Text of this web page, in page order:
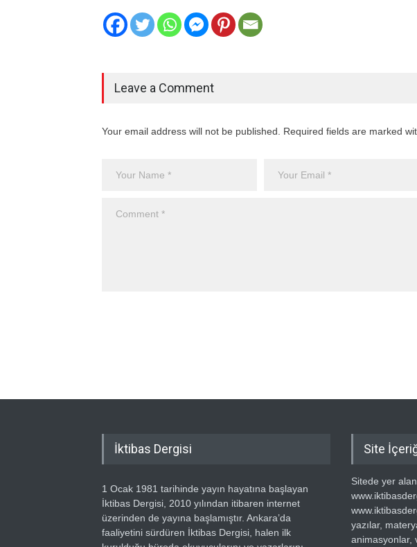
Leave a Comment
Your email address will not be published. Required fields are marked
İktibas Dergisi
1 Ocak 1981 tarihinde yayın hayatına başlayan
İktibas Dergisi, 2010 yılından itibaren internet
üzerinden de yayına başlamıştır. Ankara’da
faaliyetini sürdüren İktibas Dergisi, halen ilk
Site
Sitede yer
yazılar,
animasyonlar,